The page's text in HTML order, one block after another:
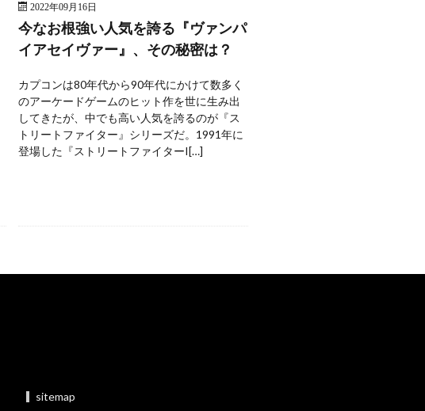
2022年09月16日
今なお根強い人気を誇る『ヴァンパ
イアセイヴァー』、その秘密は？
カプコンは80年代から90年代にかけて数多く
のアーケードゲームのヒット作を世に生み出
してきたが、中でも高い人気を誇るのが『ス
トリートファイター』シリーズだ。1991年に
登場した『ストリートファイターI[…]
sitemap